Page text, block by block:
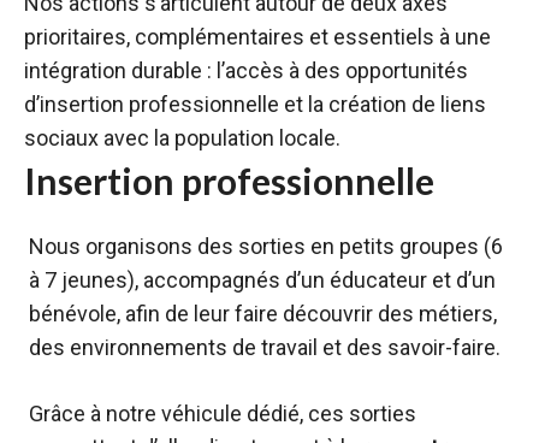
prioritaires, complémentaires et essentiels à une
intégration durable : l’accès à des opportunités
d’insertion professionnelle et la création de liens
sociaux avec la population locale.
Insertion professionnelle
Nous organisons des sorties en petits groupes (6
à 7 jeunes), accompagnés d’un éducateur et d’un
bénévole, afin de leur faire découvrir des métiers,
des environnements de travail et des savoir-faire.
Grâce à notre véhicule dédié, ces sorties